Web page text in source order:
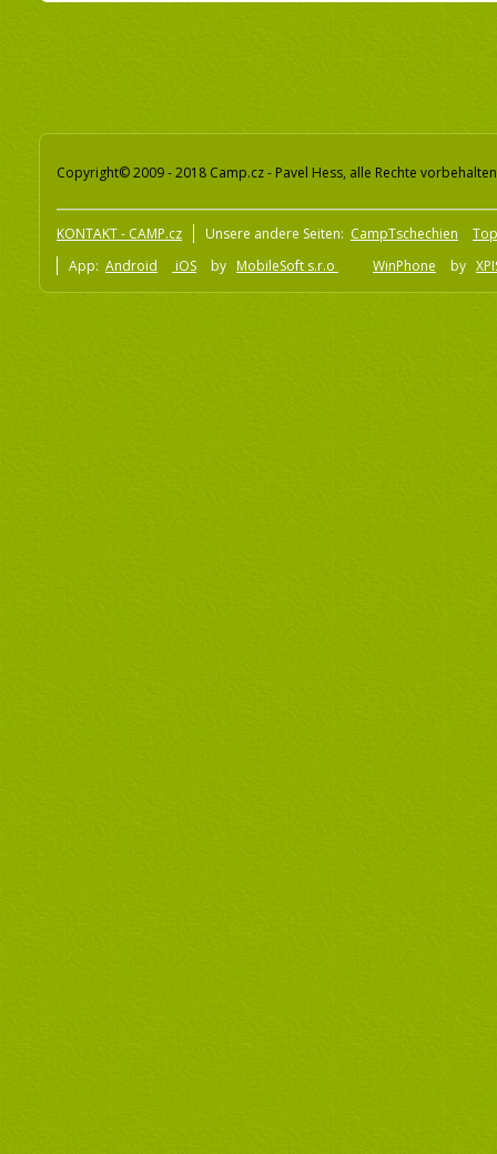
Copyright© 2009 - 2018 Camp.cz - Pavel Hess, alle Rechte vorbehalten
KONTAKT - CAMP.cz Unsere andere Seiten: CampTschechien
App: Android iOS by MobileSoft s.r.o WinPhone by